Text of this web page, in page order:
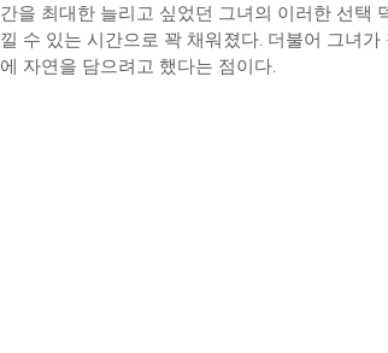
간을 최대한 늘리고 싶었던 그녀의 이러한 선택
낄 수 있는 시간으로 꽉 채워졌다. 더불어 그녀
에 자연을 담으려고 했다는 점이다.